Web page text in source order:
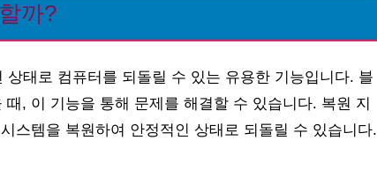
까?
태로 컴퓨터를 되돌릴 수 있는 유용한 기능입니다. 블
, 이 기능을 통해 문제를 해결할 수 있습니다. 복원 지
스템을 복원하여 안정적인 상태로 되돌릴 수 있습니다.